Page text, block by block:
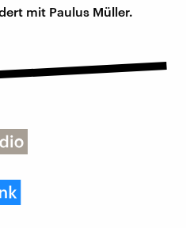
mit Paulus Müller.